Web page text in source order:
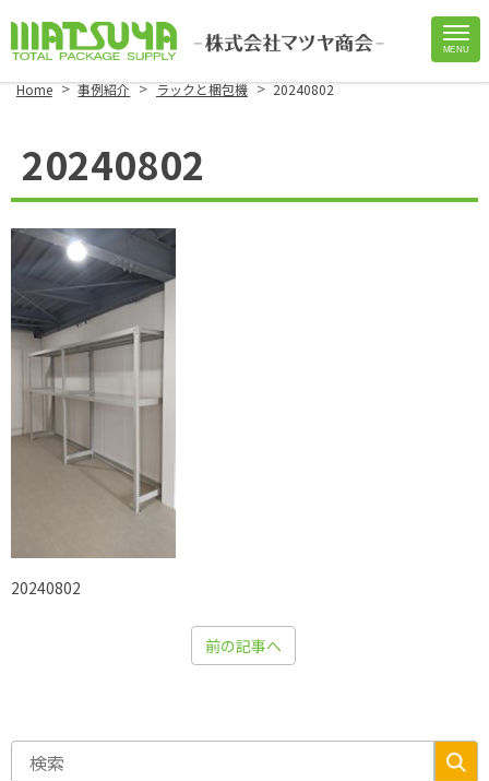
MENU
Home > 事例紹介 > ラックと梱包機 > 20240802
20240802
20240802
前の記事へ
Site
Footer